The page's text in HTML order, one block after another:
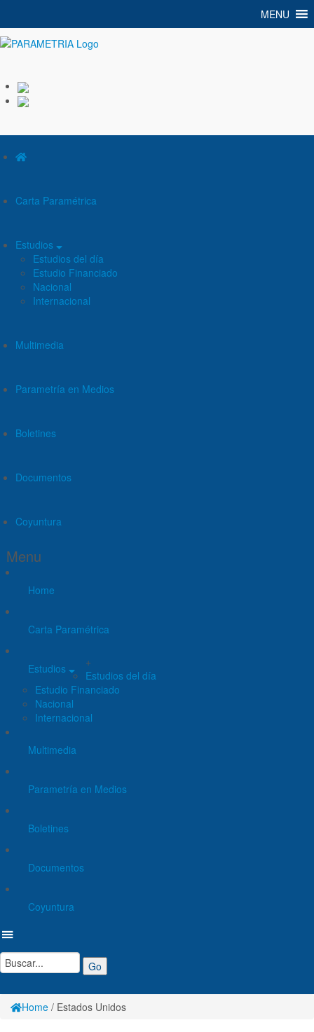
MENU
PARAMETRIA
Carta Paramétrica
Estudios
Estudios del día
Estudio Financiado
Nacional
Internacional
Multimedia
Parametría en Medios
Boletines
Documentos
Coyuntura
Menu
Home
Carta Paramétrica
Estudios
+
Estudios del día
Estudio Financiado
Nacional
Internacional
Multimedia
Parametría en Medios
Boletines
Documentos
Coyuntura
Home/ Estados Unidos